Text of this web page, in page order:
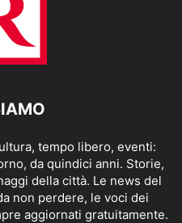
tempo libero, eventi:
da quindici anni. Storie,
della città. Le news del
non perdere, le voci dei
aggiornati gratuitamente.